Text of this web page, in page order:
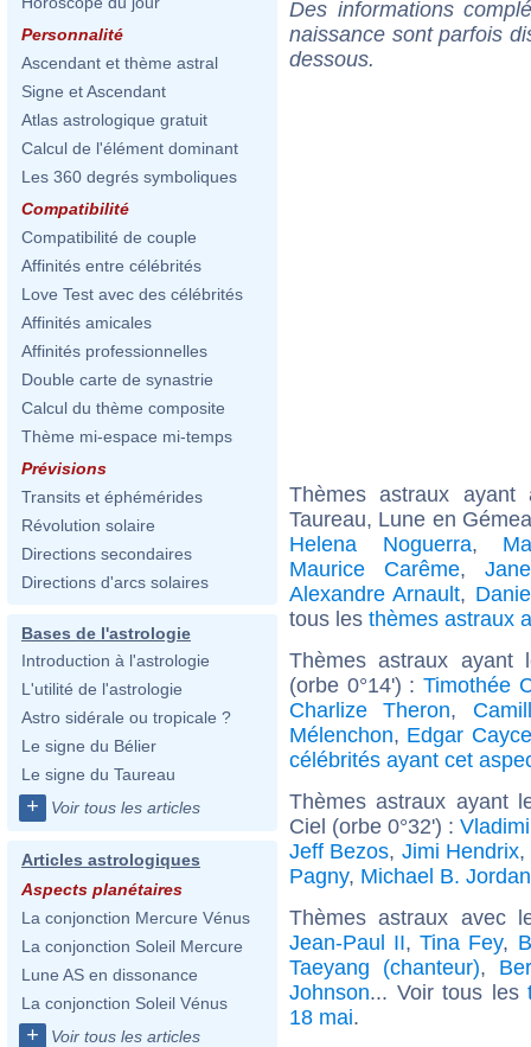
Personnalité
Ascendant et thème astral
Signe et Ascendant
Atlas astrologique gratuit
Calcul de l'élément dominant
Les 360 degrés symboliques
Compatibilité
Compatibilité de couple
Affinités entre célébrités
Love Test avec des célébrités
Affinités amicales
Affinités professionnelles
Double carte de synastrie
Calcul du thème composite
Thème mi-espace mi-temps
Prévisions
Transits et éphémérides
Révolution solaire
Directions secondaires
Directions d'arcs solaires
Bases de l'astrologie
Introduction à l'astrologie
L'utilité de l'astrologie
Astro sidérale ou tropicale ?
Le signe du Bélier
Le signe du Taureau
+ Voir tous les articles
Articles astrologiques
Aspects planétaires
La conjonction Mercure Vénus
La conjonction Soleil Mercure
Lune AS en dissonance
La conjonction Soleil Vénus
+ Voir tous les articles
Des informations
naissance sont parfois
dessous.
Thèmes astraux
Taureau, Lune en
Helena Noguerra,
Maurice Carême,
Alexandre Arnault,
tous les thèmes astraux
Thèmes astraux ayant
(orbe 0°14') : Timothée
Charlize Theron,
Mélenchon, Edgar Cayce
célébrités ayant cet
Thèmes astraux ayant
Ciel (orbe 0°32') :
Jeff Bezos, Jimi Hendrix,
Pagny, Michael B. Jordan
Thèmes astraux avec
Jean-Paul II,Tina Fey,
Taeyang (chanteur),
Johnson... Voir tous les
18 mai.